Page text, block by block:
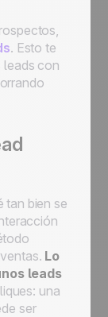
. Esto te
leads con
tan bien se
Lo
leads
una
ser